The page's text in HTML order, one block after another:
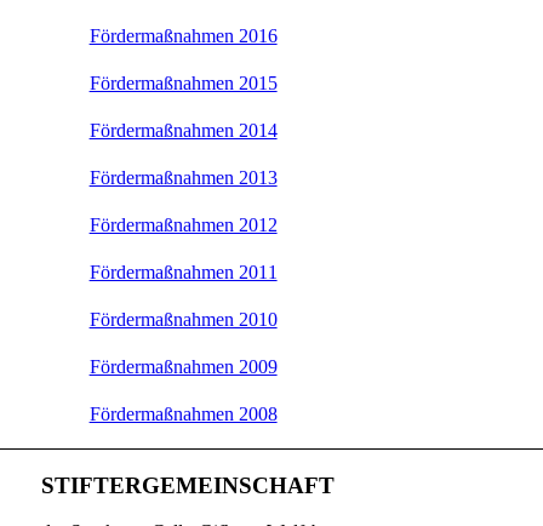
Fördermaßnahmen 2016
Fördermaßnahmen 2015
Fördermaßnahmen 2014
Fördermaßnahmen 2013
Fördermaßnahmen 2012
Fördermaßnahmen 2011
Fördermaßnahmen 2010
Fördermaßnahmen 2009
Fördermaßnahmen 2008
STIFTERGEMEINSCHAFT